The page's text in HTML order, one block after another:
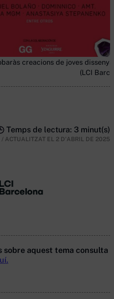
creacions de joves
(LCI
Temps de lectura: 3 minut(s)
/ ACTUALITZAT EL 2 D'ABRIL DE 2025
sobre aquest tema consulta